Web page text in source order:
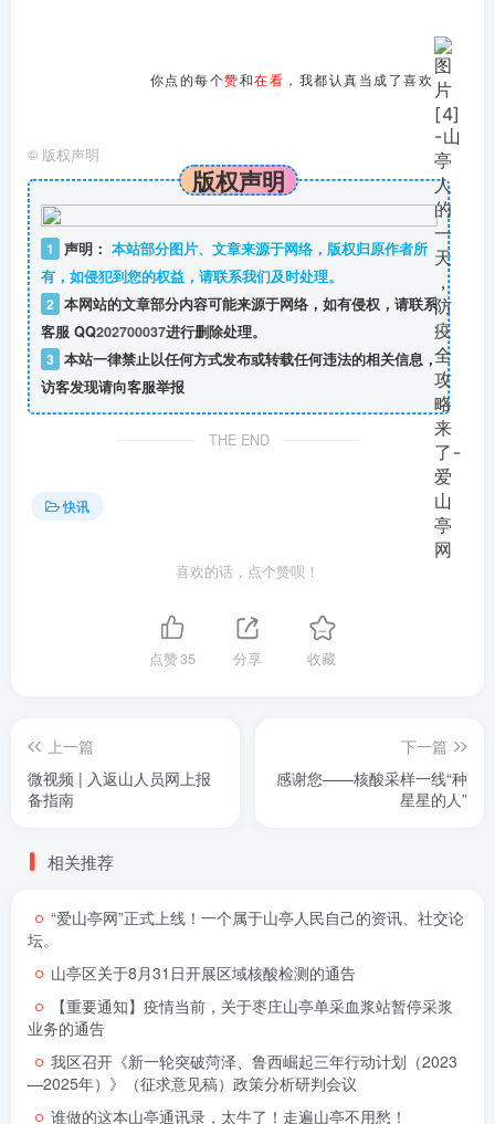
你点的每个赞和在看 ，我都认真当成了喜欢
© 版权声明
版权声明
1 声明： 本站部分图片、文章来源于网络，版权归原作者所
有，如侵犯到您的权益，请联系我们及时处理。
2 本网站的文章部分内容可能来源于网络，如有侵权，请联系
客服 QQ202700037进行删除处理。
3 本站一律禁止以任何方式发布或转载任何违法的相关信息，
访客发现请向客服举报
THE END
快讯
喜欢的话，点个赞呗！
点赞35 分享 收藏
上一篇
微视频 | 入返山人员网上报
备指南
下一篇
感谢您——核酸采样一线“种
星星的人”
相关推荐
“爱山亭网”正式上线！一个属于山亭人民自己的资讯、社交论
坛。
山亭区关于8月31日开展区域核酸检测的通告
【重要通知】疫情当前，关于枣庄山亭单采血浆站暂停采浆
业务的通告
我区召开《新一轮突破菏泽、鲁西崛起三年行动计划（2023
—2025年）》（征求意见稿）政策分析研判会议
谁做的这本山亭通讯录，太牛了！走遍山亭不用愁！